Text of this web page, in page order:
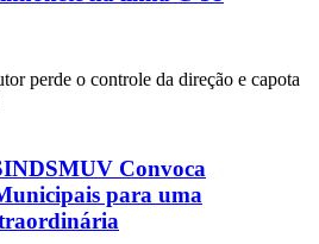
perde o controle da direção e capota
Convoca
para uma